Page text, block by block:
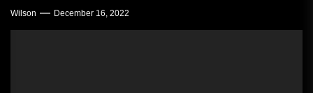
Wilson December 16, 2022